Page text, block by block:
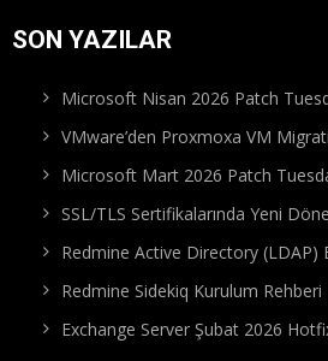
SON YAZILAR
Microsoft Nisan 2026 Patch
VMware’den Proxmoxa VM
Microsoft Mart 2026 Patch
SSL/TLS Sertifikalarında Yeni
Redmine Active Directory (LDAP)
Redmine Sidekiq Kurulum Rehberi
Exchange Server Şubat 2026